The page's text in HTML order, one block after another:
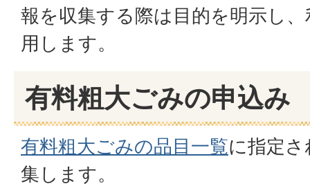
報を収集する際は目的を明示し
用します。
有料粗大ごみの申込み
有料粗大ごみの品目一覧に指定
集します。